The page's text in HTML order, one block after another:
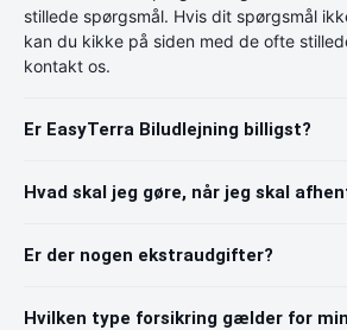
stillede spørgsmål. Hvis dit spørgsmål
kan du kikke på siden med de ofte
kontakt os.
Er EasyTerra Biludlejning billigst?
Hvad skal jeg gøre, når jeg skal
Er der nogen ekstraudgifter?
Hvilken type forsikring gælder for